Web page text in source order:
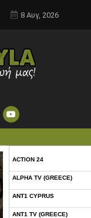
8 Αυγ, 2026
ACTION 24
ALPHA TV (GREECE)
ANT1 CYPRUS
ANT1 TV (GREECE)